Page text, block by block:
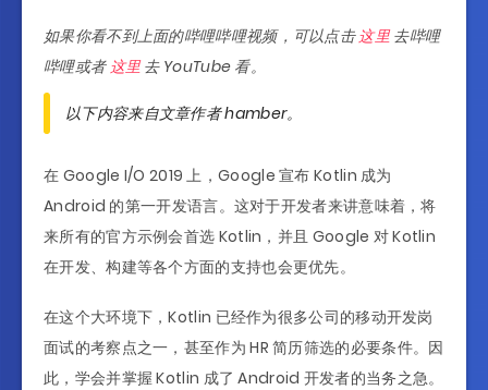
如果你看不到上面的哔哩哔哩视频，可以点击这里去哔哩
哔哩或者这里去 YouTube 看。
以下内容来自文章作者 hamber。
在 Google I/O 2019 上，Google 宣布 Kotlin 成为
Android 的第一开发语言。这对于开发者来讲意味着，将
来所有的官方示例会首选 Kotlin，并且 Google 对 Kotlin
在开发、构建等各个方面的支持也会更优先。
在这个大环境下，Kotlin 已经作为很多公司的移动开发岗
面试的考察点之一，甚至作为 HR 简历筛选的必要条件。因
此，学会并掌握 Kotlin 成了 Android 开发者的当务之急。